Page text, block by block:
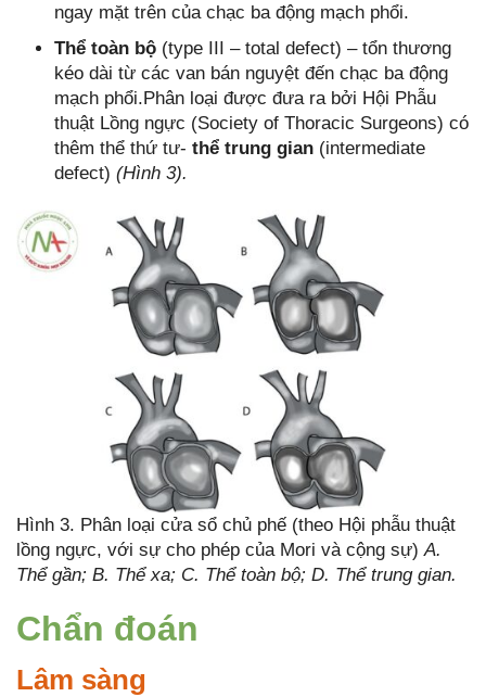
ngay mặt trên của chạc ba động mạch phổi.
Thể toàn bộ (type III – total defect) – tổn thương
kéo dài từ các van bán nguyệt đến chạc ba động
mạch phổi.Phân loại được đưa ra bởi Hội Phẫu
thuật Lồng ngực (Society of Thoracic Surgeons) có
thêm thể thứ tư- thể trung gian (intermediate
defect) (Hình 3).
Hình 3. Phân loại cửa sổ chủ phế (theo Hội phẫu thuật
lồng ngực, với sự cho phép của Mori và cộng sự) A.
Thể gần; B. Thể xa; C. Thể toàn bộ; D. Thể trung gian.
Chẩn đoán
Lâm sàng